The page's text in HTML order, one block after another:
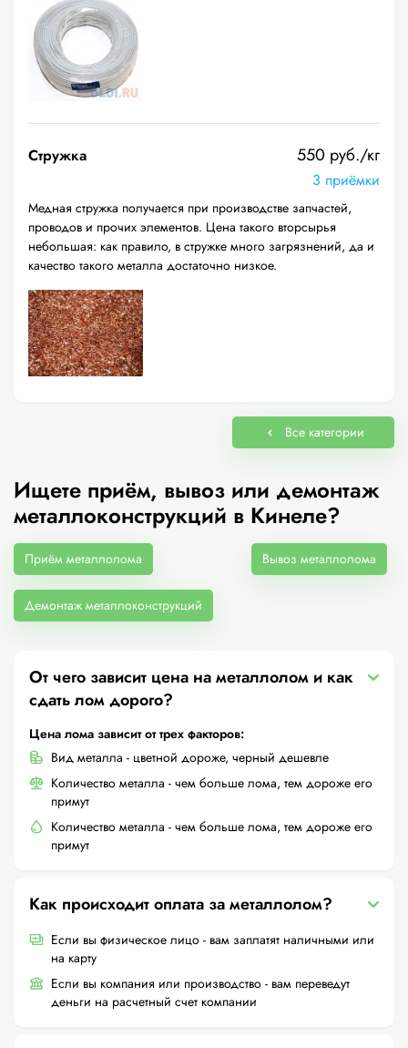
Стружка 550 руб./кг
3 приёмки
Медная стружка получается при производстве запчастей,
проводов и прочих элементов. Цена такого вторсырья
небольшая: как правило, в стружке много загрязнений, да и
качество такого металла достаточно низкое.
Все категории
Ищете приём, вывоз или демонтаж
металлоконструкций в Кинеле?
Приём металлолома Вывоз металлолома
Демонтаж металлоконструкций
От чего зависит цена на металлолом и как
сдать лом дорого?
Цена лома зависит от трех факторов:
Вид металла - цветной дороже, черный дешевле
Количество металла - чем больше лома, тем дороже его
примут
Количество металла - чем больше лома, тем дороже его
примут
Как происходит оплата за металлолом?
Если вы физическое лицо - вам заплатят наличными или
на карту
Если вы компания или производство - вам переведут
деньги на расчетный счет компании